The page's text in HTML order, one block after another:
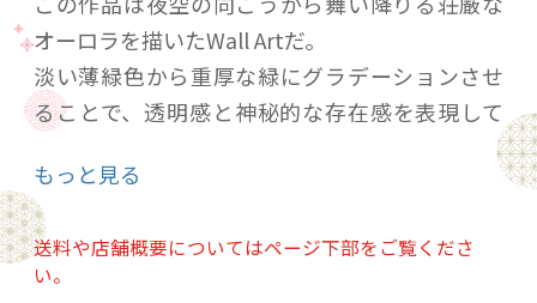
オーロラを描いたWall Artだ。
淡い薄緑色から重厚な緑にグラデーションさせ
ることで、透明感と神秘的な存在感を表現して
いる。画面全体を覆い端は暗闇の奥まで続いて
いく大胆な構図が、人の視界に収まらず国境す
らも超えていく太陽の風を表しているのだ。
＜designed by Taro＞
もっと見る
送料や店舗概要についてはページ下部をご覧くださ
い。